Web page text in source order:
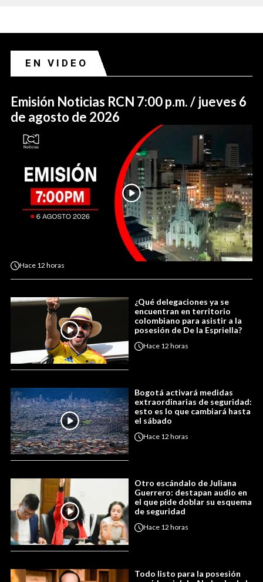
EN VIDEO
Emisión Noticias RCN 7:00 p.m. / jueves 6
de agosto de 2026
Hace 12 horas
¿Qué delegaciones ya se
encuentran en territorio
colombiano para asistir a la
posesión de De la Espriella?
Hace 12 horas
Bogotá activará medidas
extraordinarias de seguridad:
esto es lo que cambiará hasta
el sábado
Hace 12 horas
Otro escándalo de Juliana
Guerrero: destapan audio en
el que pide doblar su esquema
de seguridad
Hace 12 horas
Todo listo para la posesión